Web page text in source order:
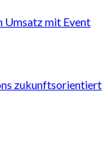
Umsatz mit Event
zukunftsorientiert